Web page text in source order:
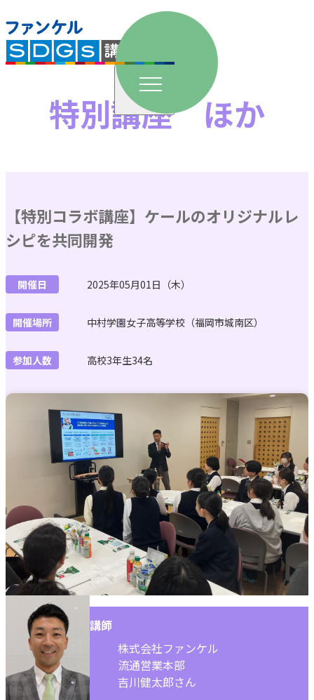
小学校
高校
単発講座
長期講座
夏休み講座
特別講座
受賞歴
特別講座 ほか
お問い合わせ
単発講座のお申込み
特別講座 ほか
【特別コラボ講座】ケールのオリジナルレ
シピを共同開発
開催日 2025年05月01日（木）
開催場所 中村学園女子高等学校（福岡市城南区）
参加人数 高校3年生34名
講師
株式会社ファンケル
流通営業本部
吉川健太郎さん